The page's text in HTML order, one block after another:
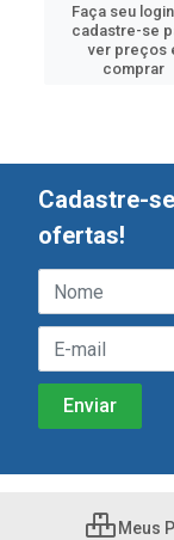
Faça seu
cadastre-se
ver preços
comprar
Cadastre-
ofertas!
Meus